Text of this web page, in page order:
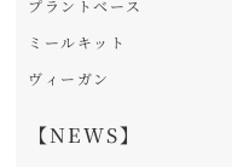
プラントベース
ミールキット
ヴィーガン
【NEWS】